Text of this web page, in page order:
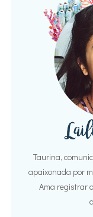
Taurina,
apaixonada por
Ama registrar